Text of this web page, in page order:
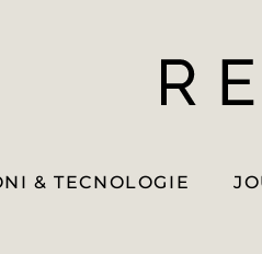
& TECNOLOGIE